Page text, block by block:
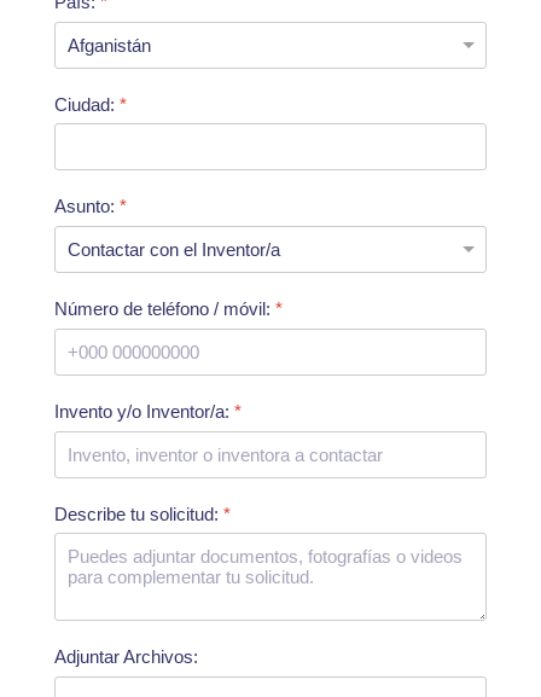
Ciudad: *
Asunto: *
Número de teléfono / móvil: *
Invento y/o Inventor/a: *
Describe tu solicitud: *
Adjuntar Archivos: